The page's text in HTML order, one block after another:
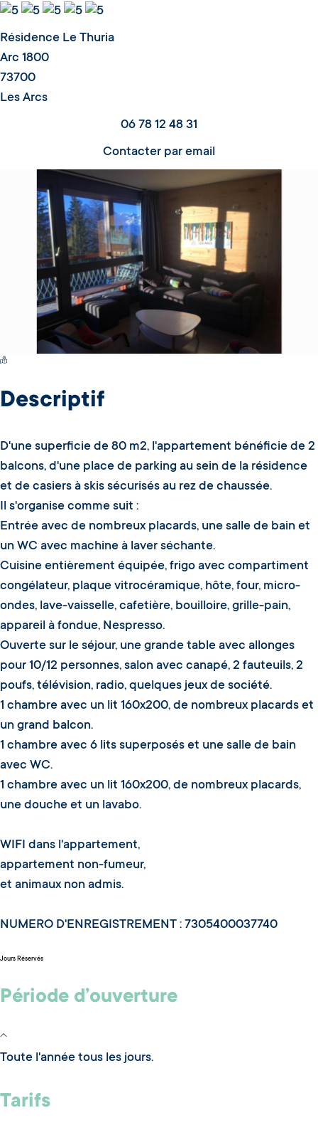
Résidence Le Thuria
Arc 1800
73700
Les Arcs
06 78 12 48 31
Contacter par email
Switch Carte/Photos
Descriptif
D'une superficie de 80 m2, l'appartement bénéficie de 2
balcons, d'une place de parking au sein de la résidence
et de casiers à skis sécurisés au rez de chaussée.
Il s'organise comme suit :
Entrée avec de nombreux placards, une salle de bain et
un WC avec machine à laver séchante.
Cuisine entièrement équipée, frigo avec compartiment
congélateur, plaque vitrocéramique, hôte, four, micro-
ondes, lave-vaisselle, cafetière, bouilloire, grille-pain,
appareil à fondue, Nespresso.
Ouverte sur le séjour, une grande table avec allonges
pour 10/12 personnes, salon avec canapé, 2 fauteuils, 2
poufs, télévision, radio, quelques jeux de société.
1 chambre avec un lit 160x200, de nombreux placards et
un grand balcon.
1 chambre avec 6 lits superposés et une salle de bain
avec WC.
1 chambre avec un lit 160x200, de nombreux placards,
une douche et un lavabo.
WIFI dans l'appartement,
appartement non-fumeur,
et animaux non admis.
NUMERO D'ENREGISTREMENT : 7305400037740
Jours Réservés
Période d’ouverture
Toute l'année tous les jours.
Tarifs